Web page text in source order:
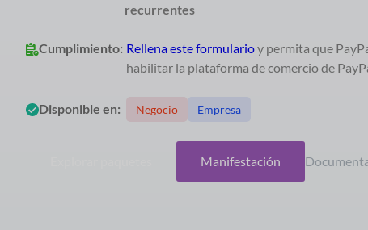
recurrentes
Cumplimiento: Rellena este formularioy permita que
habilitar la plataforma de comercio de
Disponible en: Negocio Empresa
Manifestación